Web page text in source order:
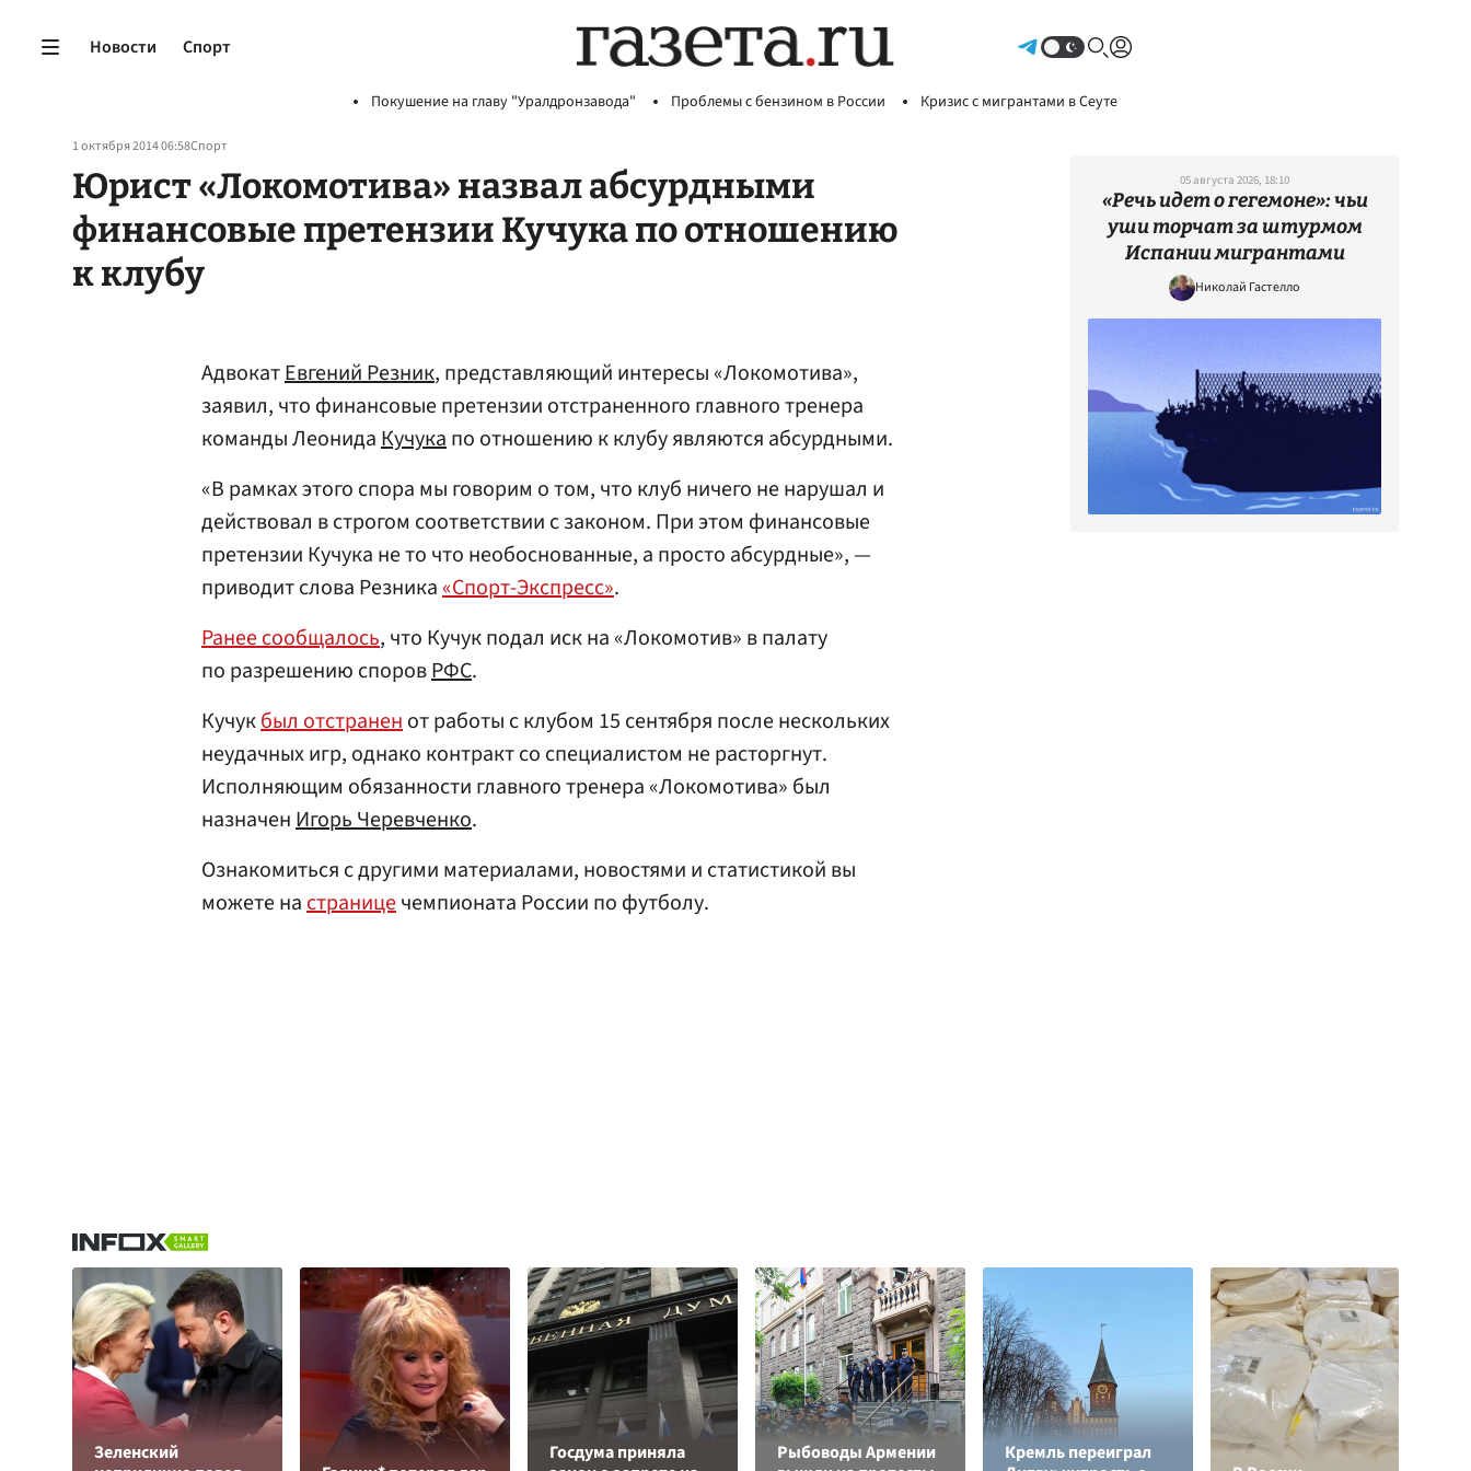
Новости Спорт
Покушение на главу "Уралдронзавода" Проблемы с бензином в России Кризис с мигрантами в Сеуте
1 октября 2014 06:58Спорт
Юрист «Локомотива» назвал абсурдными
финансовые претензии Кучука по отношению
к клубу
АдвокатЕвгений Резник, представляющий интересы «Локомотива»,
заявил, что финансовые претензии отстраненного главного тренера
команды ЛеонидаКучукапо отношению к клубу являются абсурдными.
«В рамках этого спора мы говорим о том, что клуб ничего не нарушал и
действовал в строгом соответствии с законом. При этом финансовые
претензии Кучука не то что необоснованные, а просто абсурдные», —
приводит слова Резника«Спорт-Экспресс».
Ранее сообщалось, что Кучук подал иск на «Локомотив» в палату
по разрешению споровРФС.
Кучукбыл отстраненот работы с клубом 15 сентября после нескольких
неудачных игр, однако контракт со специалистом не расторгнут.
Исполняющим обязанности главного тренера «Локомотива» был
назначенИгорь Черевченко.
Ознакомиться с другими материалами, новостями и статистикой вы
можете настраницечемпионата России по футболу.
05 августа 2026, 18:10
«Речь идет о гегемоне»: чьи
уши торчат за штурмом
Испании мигрантами
Николай Гастелло
Зеленский
Госдума приняла
Рыбоводы Армении
Кремль переиграл